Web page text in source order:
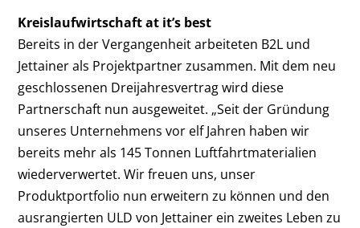
Kreislaufwirtschaft at it’s best
Bereits in der Vergangenheit arbeiteten B2L und
Jettainer als Projektpartner zusammen. Mit dem neu
geschlossenen Dreijahresvertrag wird diese
Partnerschaft nun ausgeweitet. „Seit der Gründung
unseres Unternehmens vor elf Jahren haben wir
bereits mehr als 145 Tonnen Luftfahrtmaterialien
wiederverwertet. Wir freuen uns, unser
Produktportfolio nun erweitern zu können und den
ausrangierten ULD von Jettainer ein zweites Leben zu